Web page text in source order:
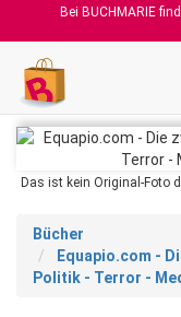
Bei BUCHMARIE
Das ist kein Original-Foto
Bücher
Equapio.com -
Politik - Terror -